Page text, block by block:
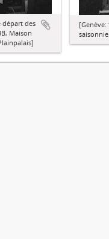
départ des
Maison